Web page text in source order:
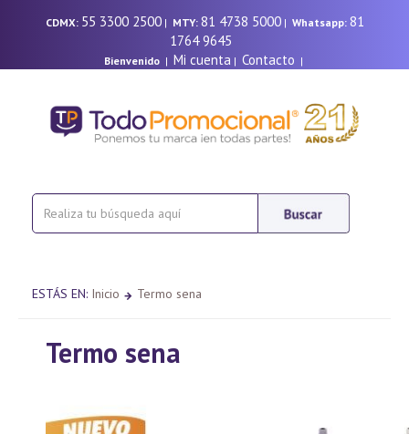
CDMX: 55 3300 2500| MTY: 81 4738 5000| Whatsapp: 81
1764 9645
Bienvenido| Mi cuenta | Contacto |
ESTÁS EN: Inicio Termo sena
Termo sena